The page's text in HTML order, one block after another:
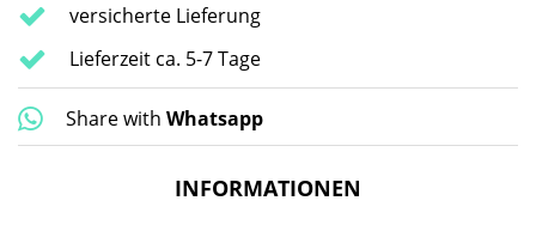
versicherte Lieferung
Lieferzeit ca. 5-7 Tage
Share with Whatsapp
INFORMATIONEN